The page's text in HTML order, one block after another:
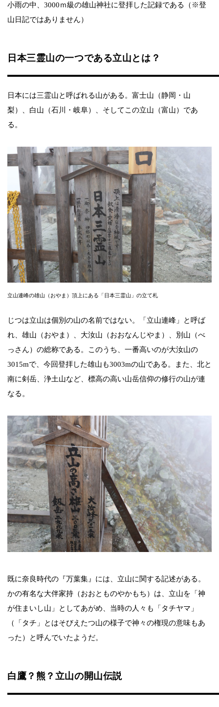
小雨の中、3000ｍ級の雄山神社に登拝した記録である（※登
山日記ではありません）
日本三霊山の一つである立山とは？
日本には三霊山と呼ばれる山がある。富士山（静岡・山
梨）、白山（石川・岐阜）、そしてこの立山（富山）であ
る。
立山連峰の雄山（おやま）頂上にある「日本三霊山」の立て札
じつは立山は個別の山の名前ではない。「立山連峰」と呼ば
れ、雄山（おやま）、大汝山（おおなんじやま）、別山（べ
っさん）の総称である。このうち、一番高いのが大汝山の
3015mで、今回登拝した雄山も3003mの山である。また、北と
南に剣岳、浄土山など、標高の高い山岳信仰の修行の山が連
なる。
既に奈良時代の『万葉集』には、立山に関する記述がある。
かの有名な大伴家持（おおとものやかもち）は、立山を「神
が住まいし山」としてあがめ、当時の人々も「タチヤマ」
（「タチ」とはそびえたつ山の様子で神々の権現の意味もあ
った）と呼んでいたようだ。
白鷹？熊？立山の開山伝説